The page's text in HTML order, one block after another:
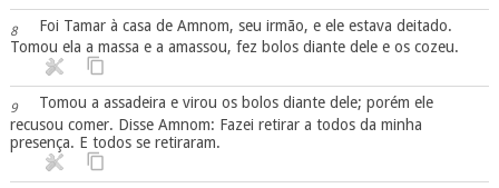
8
Foi Tamar à casa de Amnom, seu irmão, e ele estava deitado.
Tomou ela a massa e a amassou, fez bolos diante dele e os cozeu.
9
Tomou a assadeira e virou os bolos diante dele; porém ele
recusou comer. Disse Amnom: Fazei retirar a todos da minha
presença. E todos se retiraram.